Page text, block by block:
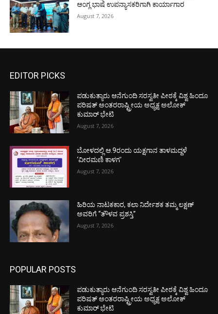
ಆಂಗ್ಲ ಭಾಷೆ ಉಪನ್ಯಾಸಕರಿಗಾಗಿ ಕಾರ್ಯಾಗಾರ
August 7, 2026
EDITOR PICKS
ಪಡುಕುತ್ಯಾರು ಆನೆಗುಂದಿ ಸರಸ್ವತೀ ಪೀಠಕ್ಕೆ ವಿಶ್ವ ಹಿಂದೂ
ಪರಿಷತ್ ಅಂತರರಾಷ್ಟ್ರೀಯ ಅಧ್ಯಕ್ಷ ಅಲೋಕ್
ಕುಮಾರ್ ಭೇಟಿ
August 7, 2026
ಬೋಳದಲ್ಲಿ ಆ.9ರಂದು ಯಕ್ಷಗಾನ ತಾಳಮದ್ದಳೆ
‘ವೀರಮಣಿ ಕಾಳಗ’
August 7, 2026
ಹಿರಿಯ ನಾಟಕಕಾರ, ಕಲಾ ನಿರ್ದೇಶಕ ತಮ್ಮ ಲಕ್ಷಣ್
ಅವರಿಗೆ “ತೌಳವ ಪ್ರಶಸ್ತಿ”
August 7, 2026
POPULAR POSTS
ಪಡುಕುತ್ಯಾರು ಆನೆಗುಂದಿ ಸರಸ್ವತೀ ಪೀಠಕ್ಕೆ ವಿಶ್ವ ಹಿಂದೂ
ಪರಿಷತ್ ಅಂತರರಾಷ್ಟ್ರೀಯ ಅಧ್ಯಕ್ಷ ಅಲೋಕ್
ಕುಮಾರ್ ಭೇಟಿ